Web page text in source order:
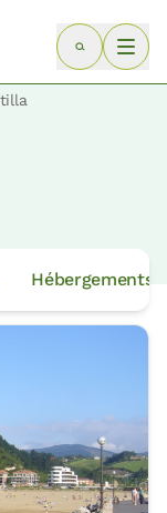
Hébergements